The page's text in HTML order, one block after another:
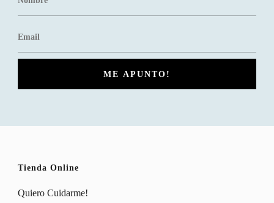
Tienda Online
Quiero Cuidarme!